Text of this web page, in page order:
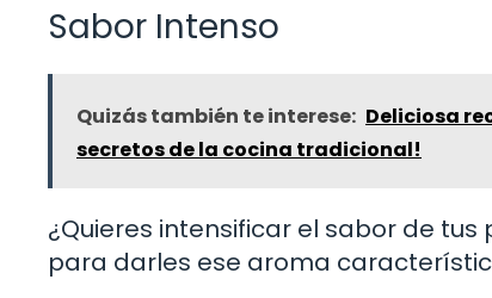
Sabor Intenso
Quizás también te interese: Deliciosa
secretos de la cocina tradicional!
¿Quieres intensificar el sabor de
para darles ese aroma